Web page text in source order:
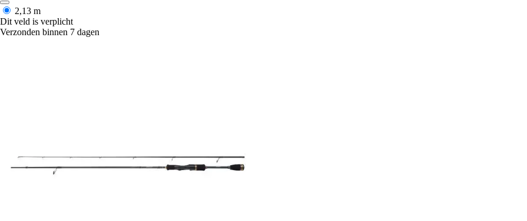
2,13 m
Dit veld is verplicht
Verzonden binnen 7 dagen